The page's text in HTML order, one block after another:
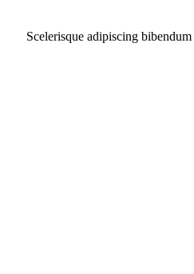
Scelerisque adipiscing